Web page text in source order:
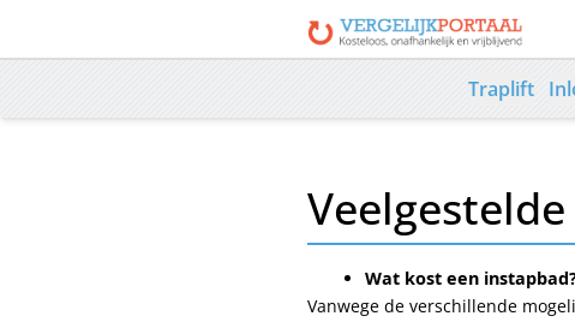
Traplift
Wat kost een
Vanwege de verschillende